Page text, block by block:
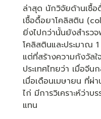
ล่าสุด นักวิจัยด้านเชื้
เชื้อดื้อยาโคลิสติน
ยิ่งไปกว่านั้นยังสำรวจ
โคลิสตินและประมาณ
แต่ที่สร้างความกังวัล
ประเทศไทยว่า เมื่อจี
เมื่อเดือนเมษายน ที่ผ่
ไก่ มีการวิเคราะห์ว่า
แทน